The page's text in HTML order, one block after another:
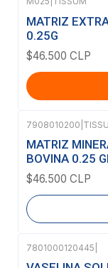
MATRIZ
0.25G
$46.500 CLP
Agotado
7908010200
MATRIZ
BOVINA 0.25
$46.500 CLP
7801000120445